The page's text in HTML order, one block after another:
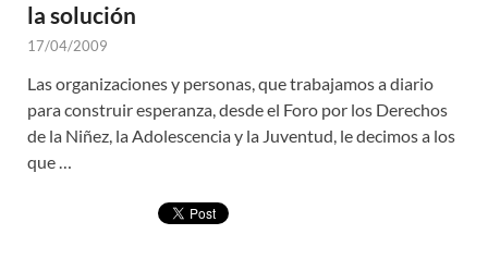
la solución
17/04/2009
Las organizaciones y personas, que trabajamos a diario
para construir esperanza, desde el Foro por los Derechos
de la Niñez, la Adolescencia y la Juventud, le decimos a los
que …